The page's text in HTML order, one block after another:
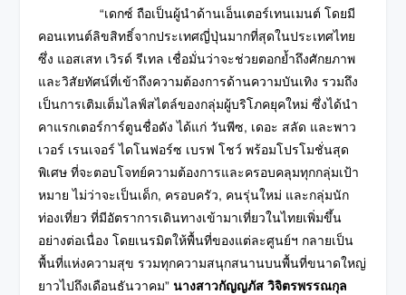
“เดกซ์ ถือเป็นผู้นำด้านเอ็นเตอร์เทนเมนต์ โดยมี
คอนเทนต์ลิขสิทธิ์จากประเทศญี่ปุ่นมากที่สุดในประเทศไทย
ซึ่ง แอสเสท เวิรด์ รีเทล เชื่อมั่นว่าจะช่วยตอกย้ำถึงศักยภาพ
และวิสัยทัศน์ที่เข้าถึงความต้องการด้านความบันเทิง รวมถึง
เป็นการเติมเต็มไลฟ์สไตล์ของกลุ่มผู้บริโภคยุคใหม่ ซึ่งได้นำ
คาแรกเตอร์การ์ตูนชื่อดัง ได้แก่ วันพีซ, เดอะ สลัด และพาว
เวอร์ เรนเจอร์ ไดโนฟอร์ซ เบรฟ โชว์ พร้อมโปรโมชั่นสุด
พิเศษ ที่จะตอบโจทย์ความต้องการและครอบคลุมทุกกลุ่มเป้า
หมาย ไม่ว่าจะเป็นเด็ก, ครอบครัว, คนรุ่นใหม่ และกลุ่มนัก
ท่องเที่ยว ที่มีอัตราการเดินทางเข้ามาเที่ยวในไทยเพิ่มขึ้น
อย่างต่อเนื่อง โดยเนรมิตให้พื้นที่ของแต่ละศูนย์ฯ กลายเป็น
พื้นที่แห่งความสุข รวมทุกความสนุกสนานบนพื้นที่ขนาดใหญ่
ยาวไปถึงเดือนธันวาคม” นางสาวกัญญภัส วิจิตรพรรณกุล